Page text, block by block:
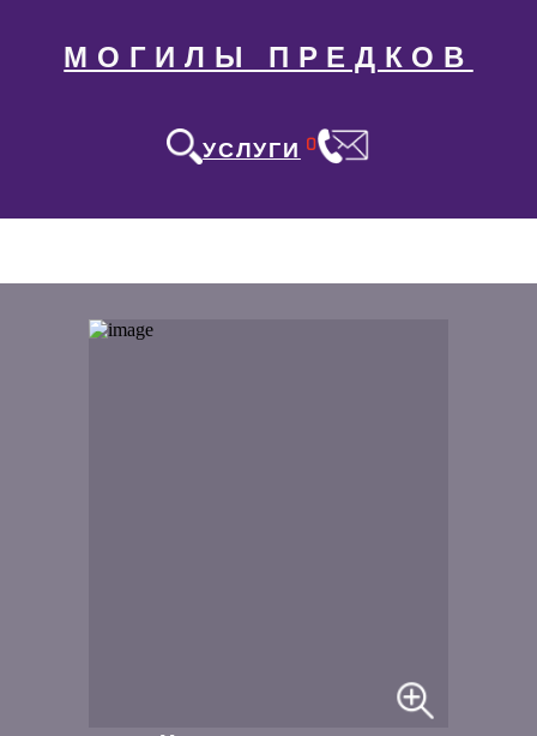
МОГИЛЫ ПРЕДКОВ
УСЛУГИ 0